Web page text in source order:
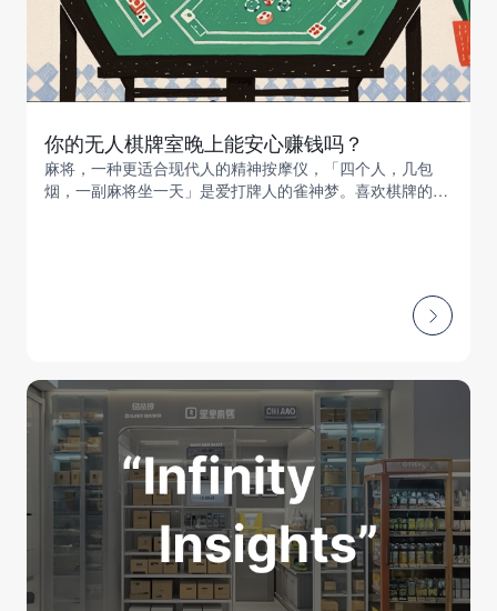
你的无人棋牌室晚上能安心赚钱吗？
麻将，一种更适合现代人的精神按摩仪，「四个人，几包
烟，一副麻将坐一天」是爱打牌人的雀神梦。喜欢棋牌的人